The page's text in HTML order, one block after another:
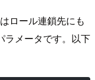
ロール連鎖先にも
ラメータです。以下